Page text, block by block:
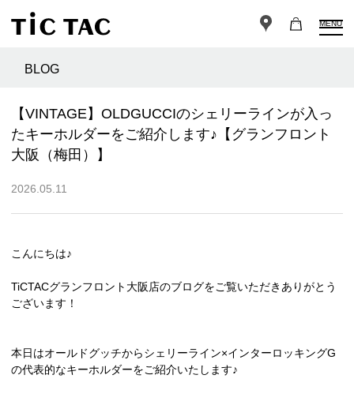
MENU
BLOG
【VINTAGE】OLDGUCCIのシェリーラインが入っ
たキーホルダーをご紹介します♪【グランフロント
大阪（梅田）】
2026.05.11
こんにちは♪
TiCTACグランフロント大阪店のブログをご覧いただきありがとう
ございます！
本日はオールドグッチからシェリーライン×インターロッキングG
の代表的なキーホルダーをご紹介いたします♪